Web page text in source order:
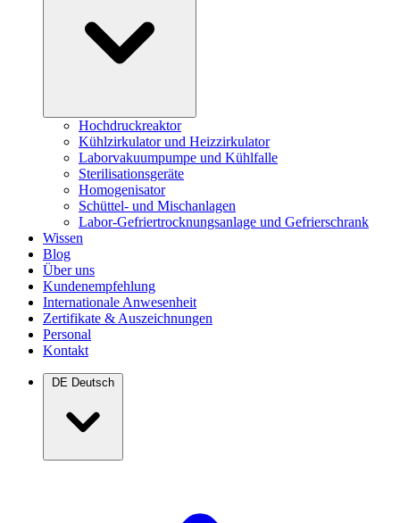
Hochdruckreaktor
Kühlzirkulator und Heizzirkulator
Laborvakuumpumpe und Kühlfalle
Sterilisationsgeräte
Homogenisator
Schüttel- und Mischanlagen
Labor-Gefriertrocknungsanlage und Gefrierschrank
Wissen
Blog
Über uns
Kundenempfehlung
Internationale Anwesenheit
Zertifikate & Auszeichnungen
Personal
Kontakt
DE Deutsch